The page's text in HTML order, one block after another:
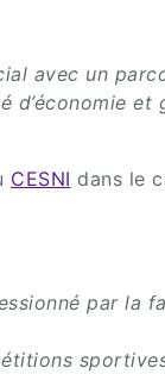
avec un
et
CESNI dans le
par la